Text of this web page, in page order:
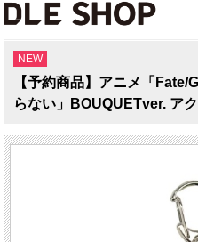
NEW
【予約商品】アニメ「
らない」BOUQUETver. ア